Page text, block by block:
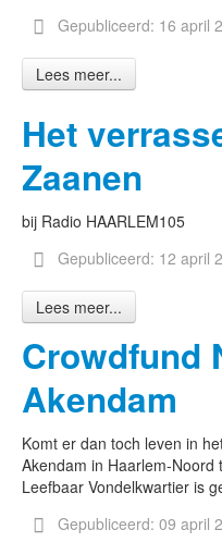
Gepubliceerd: 16 april
Lees meer...
Het
Zaanen
bij Radio HAARLEM105
Gepubliceerd: 12 april
Lees meer...
Crowdfund
Akendam
Komt er dan toch leven in
Akendam in Haarlem-
Leefbaar Vondelkwartier is
Gepubliceerd: 09 april